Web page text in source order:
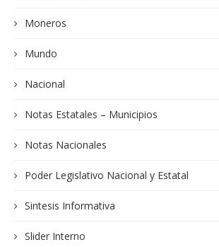
Moneros
Mundo
Nacional
Notas Estatales – Municipios
Notas Nacionales
Poder Legislativo Nacional y Estatal
Sintesis Informativa
Slider Interno